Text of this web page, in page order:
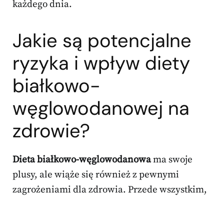
każdego dnia.
Jakie są potencjalne
ryzyka i wpływ diety
białkowo-
węglowodanowej na
zdrowie?
Dieta białkowo-węglowodanowama swoje
plusy, ale wiąże się również z pewnymi
zagrożeniami dla zdrowia. Przede wszystkim,